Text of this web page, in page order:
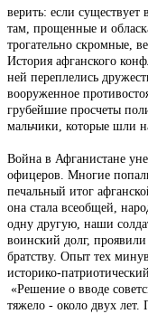
верить: если
там, прощенные и
трогательно скромные,
История афганского
ней переплелись
вооруженное
грубейшие просчеты
мальчики, которые шли
Война в Афганистане
офицеров. Многие
печальный итог
она стала всеобщей,
одну другую, наши
воинский долг,
братству. Опыт тех
историко-
«Решение о вводе
тяжело - около двух лет.